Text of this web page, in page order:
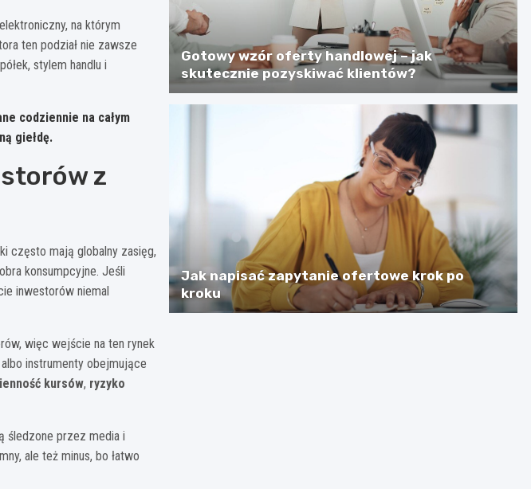
na którym
ten podział nie zawsze
stylem handlu i
codziennie na całym
giełdę.
z
często mają globalny zasięg,
konsumpcyjne. Jeśli
inwestorów niemal
więc wejście na ten rynek
instrumenty obejmujące
kursów, ryzyko
śledzone przez media i
ale też minus, bo łatwo
Gotowy wzór oferty handlowej – jak
skutecznie pozyskiwać klientów?
Jak napisać zapytanie ofertowe krok po
kroku